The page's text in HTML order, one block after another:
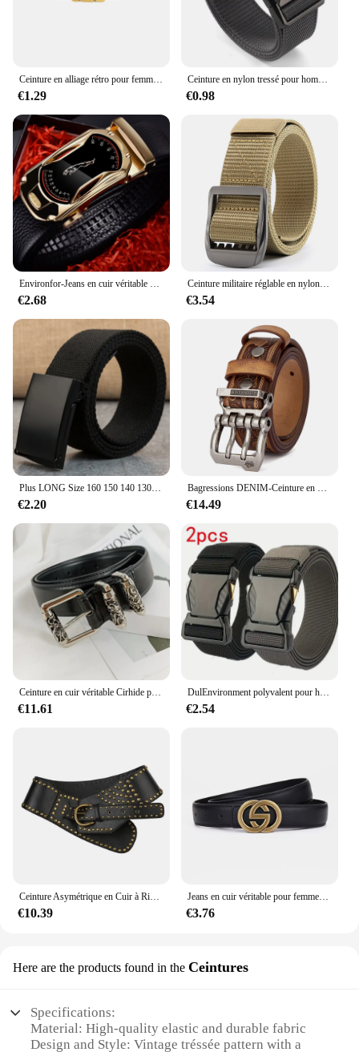
Ceinture en alliage rétro pour femme, ceinture de jean décontractée, jupe longue haut de gamme, ceinture de pantalon, 1PC
€1.29
Ceinture en nylon tressé pour homme, léger, respirant, neuf, 125cm, 03
€0.98
Environfor-Jeans en cuir véritable pour hommes, largeur 3.5cm, marque de voiture de sport, mode, structure automatique, noir, haute qualité, sangle de taille masculine
€2.68
Ceinture militaire réglable en nylon pour hommes et femmes, cuir de l'armée, structure en métal, environnement automatique
€3.54
Plus LONG Size 160 150 140 130 120 110 cm Canvas Belts Men Black Automatic buckle Unisex Women Large Big Size Jeans Belts 2023
€2.20
Bagressions DENIM-Ceinture en Cuir group pour Homme, Sangles de Taille Rétro, pour Jeans, 2024
€14.49
Ceinture en cuir véritable Cirhide pour femme, marque de luxe haut de gamme, large, cœur, designer, punk, gothique, jeans, mode
€11.61
DulEnvironment polyvalent pour hommes, durable, design réglable, adapté aux amateurs de chasse et de sport en plein air, 2 pièces
€2.54
€10.39
Jeans en cuir véritable pour femmes, robe assortie, haute qualité, structure dorée, mode, environnement
€3.76
Here are the products found in the Ceintures
Specifications:
Material: High-quality elastic and durable fabric
Design and Style: Vintage tréssée pattern with a